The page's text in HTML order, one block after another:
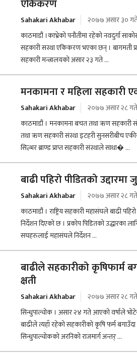
एकिकरण
Sahakari Akhabar
२०७७ असार ३०
काठमाडौं ।काभ्रेको पनौतीमा रहेको नवदुर्गा
सहकारी सस्था एकिकरण भएका छन् । बागमती
सहकारी मन्त्रालयको असार २३ गते ...
मनकामना र महिला सहकारी
Sahakari Akhabar
२०७७ असार २८
काठमाडौं । मनकामना बचत तथा ऋण सहकारी
तथा ऋण सहकारी संस्था इटहरी सुनसरीबीच
सिल्भर ब्राण्ड प्राप्त सहकारी संस्थाले साधा� ...
बाढी पहिरो पीडितको
Sahakari Akhabar
२०७७ असार २८
काठमाडौं । राष्ट्रिय सहकारी महासंघले बाढी
निर्देशन दिएको छ । प्रकोप पिडितको उद्धारका
सघहरुलाई महासंघले निर्देशन ...
बाढीले सहकारीको कृषिफार्म
क्षती
Sahakari Akhabar
२०७७ असार २८
सिन्धुपाल्चोक । असार २४ गते आएको वर्षाले
बाढीले त्यहाँ रहेको सहकारीको कृषि फर्म
सिन्धुपाल्चोकको अरनिको राजमार्ग अन्तर् ...